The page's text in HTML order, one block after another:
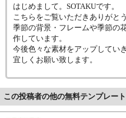
はじめまして。SOTAKUです。
こちらをご覧いただきありがと
季節の背景・フレームや季節の
作しています。
今後色々な素材をアップしてい
宜しくお願い致します。
この投稿者の他の無料テンプレート